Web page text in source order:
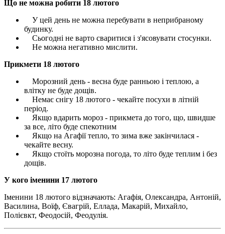
Що не можна робити 18 лютого
У цей день не можна перебувати в неприбраному
будинку.
Сьогодні не варто сваритися і з'ясовувати стосунки.
Не можна негативно мислити.
Прикмети 18 лютого
Морозний день - весна буде ранньою і теплою, а
влітку не буде дощів.
Немає снігу 18 лютого - чекайте посухи в літній
період.
Якщо вдарить мороз - прикмета до того, що, швидше
за все, літо буде спекотним
Якщо на Агафії тепло, то зима вже закінчилася -
чекайте весну.
Якщо стоїть морозна погода, то літо буде теплим і без
дощів.
У кого іменини 17 лютого
Іменини 18 лютого відзначають: Агафія, Олександра, Антоній,
Василина, Воїф, Євагрій, Еллада, Макарій, Михайло,
Полієвкт, Феодосій, Феодулія.